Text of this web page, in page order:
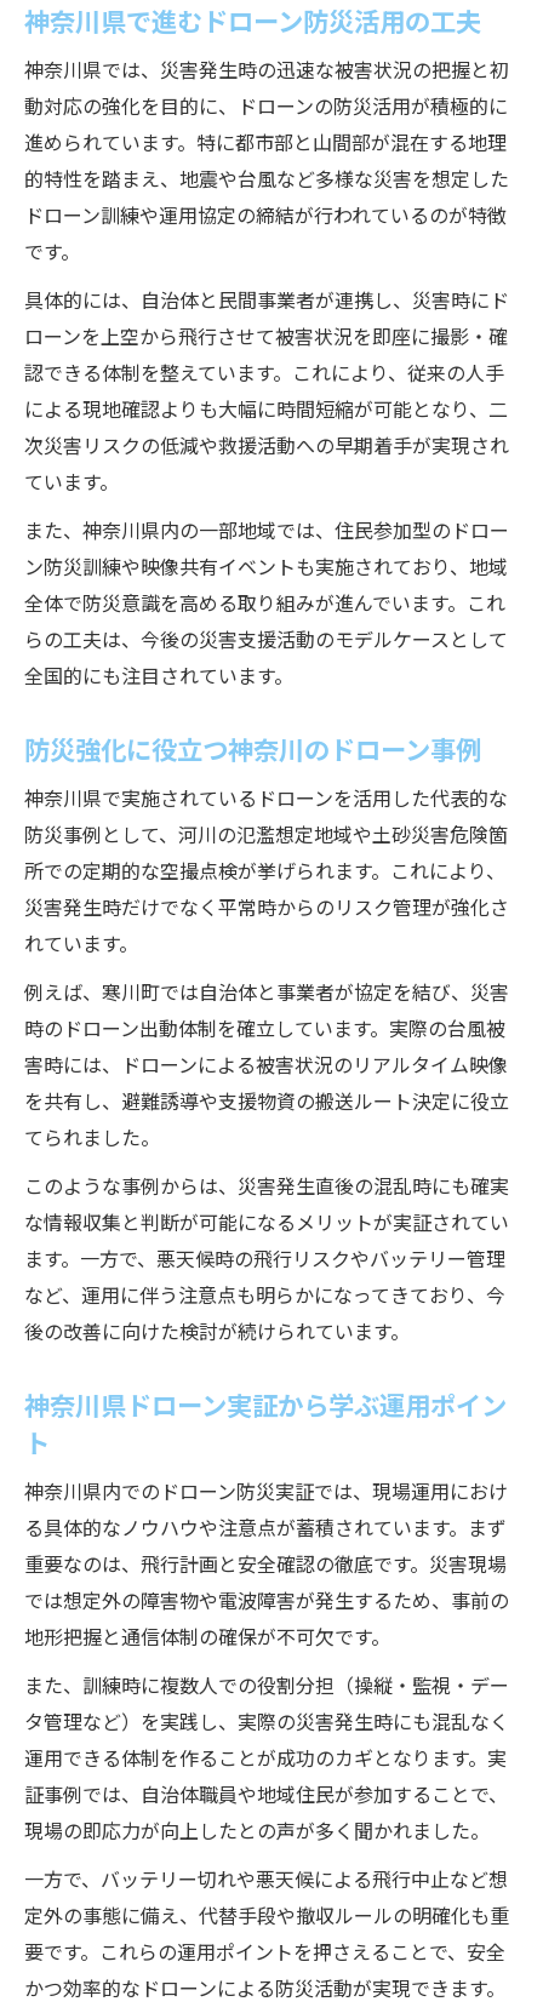
神奈川県で進むドローン防災活用の工夫
神奈川県では、災害発生時の迅速な被害状況の把握と初
動対応の強化を目的に、ドローンの防災活用が積極的に
進められています。特に都市部と山間部が混在する地理
的特性を踏まえ、地震や台風など多様な災害を想定した
ドローン訓練や運用協定の締結が行われているのが特徴
です。
具体的には、自治体と民間事業者が連携し、災害時にド
ローンを上空から飛行させて被害状況を即座に撮影・確
認できる体制を整えています。これにより、従来の人手
による現地確認よりも大幅に時間短縮が可能となり、二
次災害リスクの低減や救援活動への早期着手が実現され
ています。
また、神奈川県内の一部地域では、住民参加型のドロー
ン防災訓練や映像共有イベントも実施されており、地域
全体で防災意識を高める取り組みが進んでいます。これ
らの工夫は、今後の災害支援活動のモデルケースとして
全国的にも注目されています。
防災強化に役立つ神奈川のドローン事例
神奈川県で実施されているドローンを活用した代表的な
防災事例として、河川の氾濫想定地域や土砂災害危険箇
所での定期的な空撮点検が挙げられます。これにより、
災害発生時だけでなく平常時からのリスク管理が強化さ
れています。
例えば、寒川町では自治体と事業者が協定を結び、災害
時のドローン出動体制を確立しています。実際の台風被
害時には、ドローンによる被害状況のリアルタイム映像
を共有し、避難誘導や支援物資の搬送ルート決定に役立
てられました。
このような事例からは、災害発生直後の混乱時にも確実
な情報収集と判断が可能になるメリットが実証されてい
ます。一方で、悪天候時の飛行リスクやバッテリー管理
など、運用に伴う注意点も明らかになってきており、今
後の改善に向けた検討が続けられています。
神奈川県ドローン実証から学ぶ運用ポイン
ト
神奈川県内でのドローン防災実証では、現場運用におけ
る具体的なノウハウや注意点が蓄積されています。まず
重要なのは、飛行計画と安全確認の徹底です。災害現場
では想定外の障害物や電波障害が発生するため、事前の
地形把握と通信体制の確保が不可欠です。
また、訓練時に複数人での役割分担（操縦・監視・デー
タ管理など）を実践し、実際の災害発生時にも混乱なく
運用できる体制を作ることが成功のカギとなります。実
証事例では、自治体職員や地域住民が参加することで、
現場の即応力が向上したとの声が多く聞かれました。
一方で、バッテリー切れや悪天候による飛行中止など想
定外の事態に備え、代替手段や撤収ルールの明確化も重
要です。これらの運用ポイントを押さえることで、安全
かつ効率的なドローンによる防災活動が実現できます。